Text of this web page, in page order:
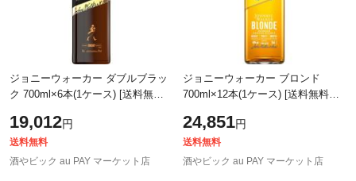
ジョニーウォーカー ダブルブラッ
ク 700ml×6本(1ケース) [送料無料※
19,012円
送料無料
酒やビック au PAY マーケット店
ジョニーウォーカー ブロンド
700ml×12本(1ケース) [送料無料※
24,851円
送料無料
酒やビック au PAY マーケット店